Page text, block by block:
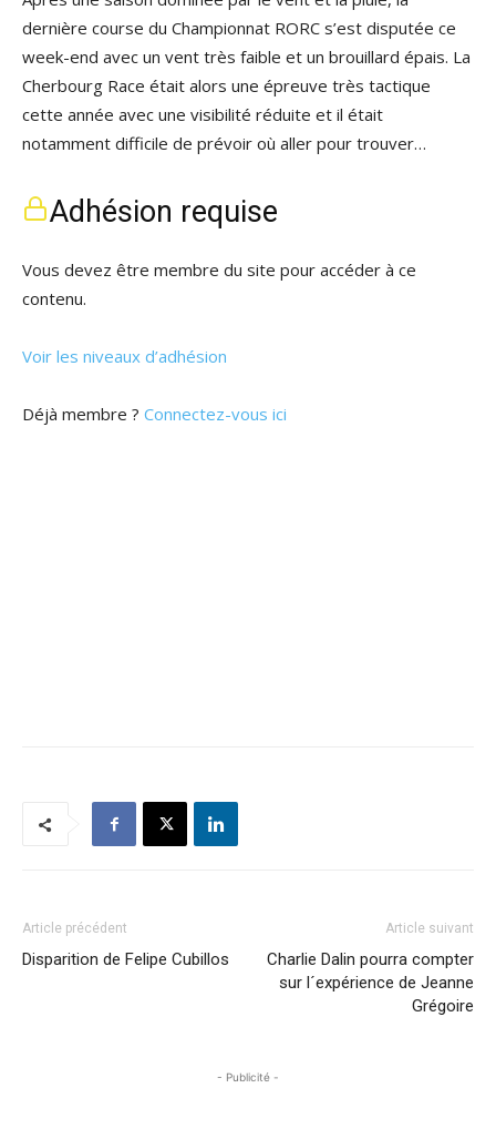
dernière course du Championnat RORC s’est disputée ce
week-end avec un vent très faible et un brouillard épais. La
Cherbourg Race était alors une épreuve très tactique
cette année avec une visibilité réduite et il était
notamment difficile de prévoir où aller pour trouver…
Adhésion requise
Vous devez être membre du site pour accéder à ce
contenu.
Voir les niveaux d’adhésion
Déjà membre ? Connectez-vous ici
Article précédent
Disparition de Felipe Cubillos
Article suivant
Charlie Dalin pourra compter
sur l´expérience de Jeanne
Grégoire
- Publicité -